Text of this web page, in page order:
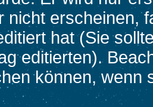
nicht erscheinen,
hat (Sie
editierten).
können, wenn